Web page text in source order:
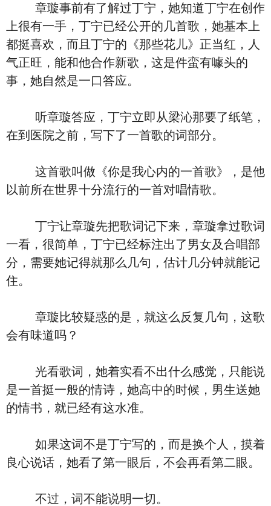
章璇事前有了解过丁宁，她知道丁宁在创作
上很有一手，丁宁已经公开的几首歌，她基本上
都挺喜欢，而且丁宁的《那些花儿》正当红，人
气正旺，能和他合作新歌，这是件蛮有噱头的
事，她自然是一口答应。
听章璇答应，丁宁立即从梁沁那要了纸笔，
在到医院之前，写下了一首歌的词部分。
这首歌叫做《你是我心内的一首歌》，是他
以前所在世界十分流行的一首对唱情歌。
丁宁让章璇先把歌词记下来，章璇拿过歌词
一看，很简单，丁宁已经标注出了男女及合唱部
分，需要她记得就那么几句，估计几分钟就能记
住。
章璇比较疑惑的是，就这么反复几句，这歌
会有味道吗？
光看歌词，她着实看不出什么感觉，只能说
是一首挺一般的情诗，她高中的时候，男生送她
的情书，就已经有这水准。
如果这词不是丁宁写的，而是换个人，摸着
良心说话，她看了第一眼后，不会再看第二眼。
不过，词不能说明一切。